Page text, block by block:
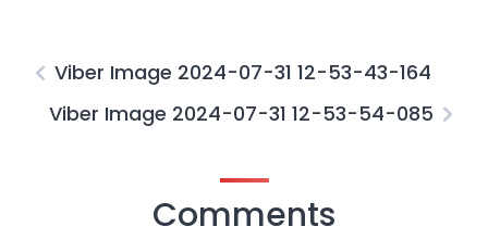
Viber Image 2024-07-31 12-53-43-164
Viber Image 2024-07-31 12-53-54-085
Comments